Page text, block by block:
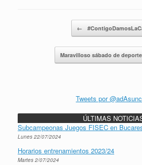
←
Maravilloso sábado de
Tweets por
ÚLTIMAS
Subcampeonas Juegos FISEC en
Lunes 22/07/2024
Horarios entrenamientos 2023/24
Martes 2/07/2024